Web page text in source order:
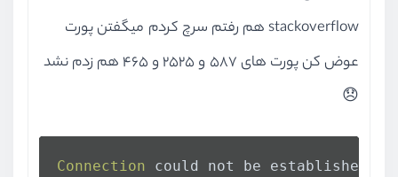
stackoverflow هم رفتم سرچ کردم میگفتن پورت
عوض کن پورت های 587 و 2525 و 465 هم زدم نشد
😞
Connection could not be established